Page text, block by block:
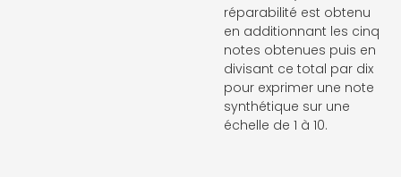
réparabilité est obtenu
en additionnant les cinq
notes obtenues puis en
divisant ce total par dix
pour exprimer une note
synthétique sur une
échelle de 1 à 10.